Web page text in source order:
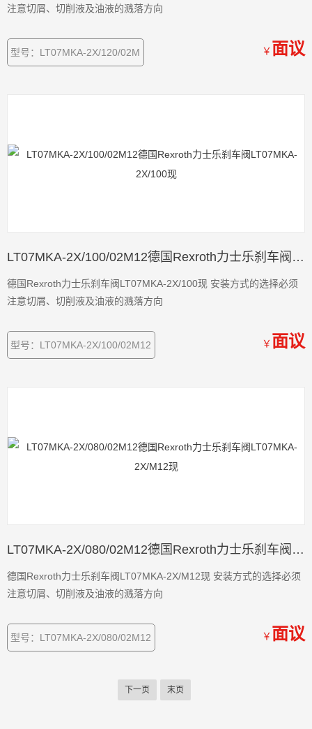
注意切屑、切削液及油液的溅落方向
型号：LT07MKA-2X/120/02M ￥ 面议
LT07MKA-2X/100/02M12德国Rexroth力士乐刹车阀LT07MKA-2X/100现
德国Rexroth力士乐刹车阀LT07MKA-2X/100现 安装方式的选择必须
注意切屑、切削液及油液的溅落方向
型号：LT07MKA-2X/100/02M12 ￥ 面议
LT07MKA-2X/080/02M12德国Rexroth力士乐刹车阀LT07MKA-2X/M12现
德国Rexroth力士乐刹车阀LT07MKA-2X/M12现 安装方式的选择必须
注意切屑、切削液及油液的溅落方向
型号：LT07MKA-2X/080/02M12 ￥ 面议
下一页 末页